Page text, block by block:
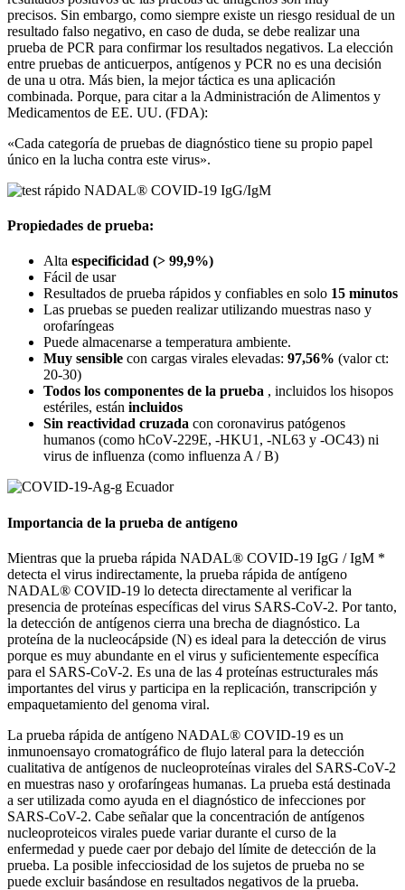
precisos. Sin embargo, como siempre existe un riesgo residual de un
resultado falso negativo, en caso de duda, se debe realizar una
prueba de PCR para confirmar los resultados negativos. La elección
entre pruebas de anticuerpos, antígenos y PCR no es una decisión
de una u otra. Más bien, la mejor táctica es una aplicación
combinada. Porque, para citar a la Administración de Alimentos y
Medicamentos de EE. UU. (FDA):
«Cada categoría de pruebas de diagnóstico tiene su propio papel
único en la lucha contra este virus».
Propiedades de prueba:
Alta especificidad (> 99,9%)
Fácil de usar
Resultados de prueba rápidos y confiables en solo 15 minutos
Las pruebas se pueden realizar utilizando muestras naso y
orofaríngeas
Puede almacenarse a temperatura ambiente.
Muy sensible con cargas virales elevadas: 97,56% (valor ct:
20-30)
Todos los componentes de la prueba , incluidos los hisopos
estériles, están incluidos
Sin reactividad cruzada con coronavirus patógenos
humanos (como hCoV-229E, -HKU1, -NL63 y -OC43) ni
virus de influenza (como influenza A / B)
Importancia de la prueba de antígeno
Mientras que la prueba rápida NADAL® COVID-19 IgG / IgM *
detecta el virus indirectamente, la prueba rápida de antígeno
NADAL® COVID-19 lo detecta directamente al verificar la
presencia de proteínas específicas del virus SARS-CoV-2. Por tanto,
la detección de antígenos cierra una brecha de diagnóstico. La
proteína de la nucleocápside (N) es ideal para la detección de virus
porque es muy abundante en el virus y suficientemente específica
para el SARS-CoV-2. Es una de las 4 proteínas estructurales más
importantes del virus y participa en la replicación, transcripción y
empaquetamiento del genoma viral.
La prueba rápida de antígeno NADAL® COVID-19 es un
inmunoensayo cromatográfico de flujo lateral para la detección
cualitativa de antígenos de nucleoproteínas virales del SARS-CoV-2
en muestras naso y orofaríngeas humanas. La prueba está destinada
a ser utilizada como ayuda en el diagnóstico de infecciones por
SARS-CoV-2. Cabe señalar que la concentración de antígenos
nucleoproteicos virales puede variar durante el curso de la
enfermedad y puede caer por debajo del límite de detección de la
prueba. La posible infecciosidad de los sujetos de prueba no se
puede excluir basándose en resultados negativos de la prueba.